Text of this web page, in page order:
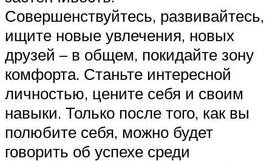
Совершенствуйтесь, развивайтесь,
ищите новые увлечения, новых
друзей – в общем, покидайте зону
комфорта. Станьте интересной
личностью, цените себя и своим
навыки. Только после того, как вы
полюбите себя, можно будет
говорить об успехе среди